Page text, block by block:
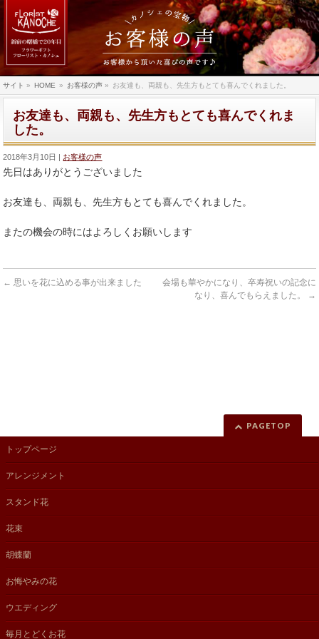
サイト » HOME » お客様の声 » お友達も、両親も、先生方もとても喜んでくれました。
お友達も、両親も、先生方もとても喜んでくれま
した。
2018年3月10日 お客様の声
先日はありがとうございました
お友達も、両親も、先生方もとても喜んでくれました。
またの機会の時にはよろしくお願いします
← 思いを花に込める事が出来ました
会場も華やかになり、卒寿祝いの記念に
なり、喜んでもらえました。
→
PAGETOP
トップページ
アレンジメント
スタンド花
花束
胡蝶蘭
お悔やみの花
ウエディング
毎月とどくお花